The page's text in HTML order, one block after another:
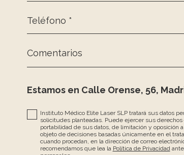
Teléfono *
Comentarios
Estamos en Calle Orense, 56,
Instituto Médico Elite Laser SLP tratará sus datos
solicitudes planteadas. Puede ejercer sus
portabilidad de sus datos, de limitación y oposición
objeto de decisiones basadas únicamente en el
cuando procedan, en la dirección de correo
recomendamos que lea la Política de Privacidad